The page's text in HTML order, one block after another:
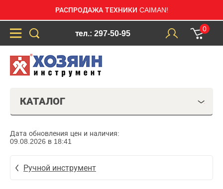
РАСПРОДАЖА ТЕХНИКИ CAIMAN!
тел.: 297-50-95
0
КАТАЛОГ
Дата обновления цен и наличия:
09.08.2026 в 18:41
Ручной инструмент